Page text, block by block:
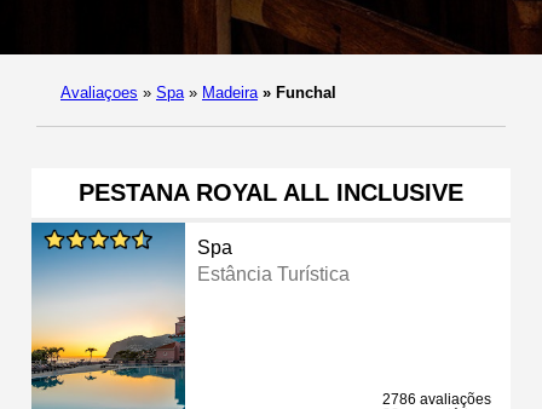
Avaliaçoes » Spa » Madeira » Funchal
PESTANA ROYAL ALL INCLUSIVE
Spa
Estância Turística
2786 avaliações